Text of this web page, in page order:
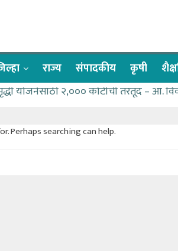
राज्य संपादकीय कृषी
योजनेसाठी २,००० कोटींची तरतूद – आ.
उत्सवात देश-विदेशातील दिड
कोंडीत अडकलेल्या नागरिकांना संजीवनी युवा
ओव्हरफलोच्या पण्याने मतदारसंघातील बंधारे
Perhaps searching can help.